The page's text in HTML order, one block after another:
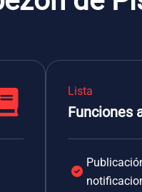
Lista
Funciones